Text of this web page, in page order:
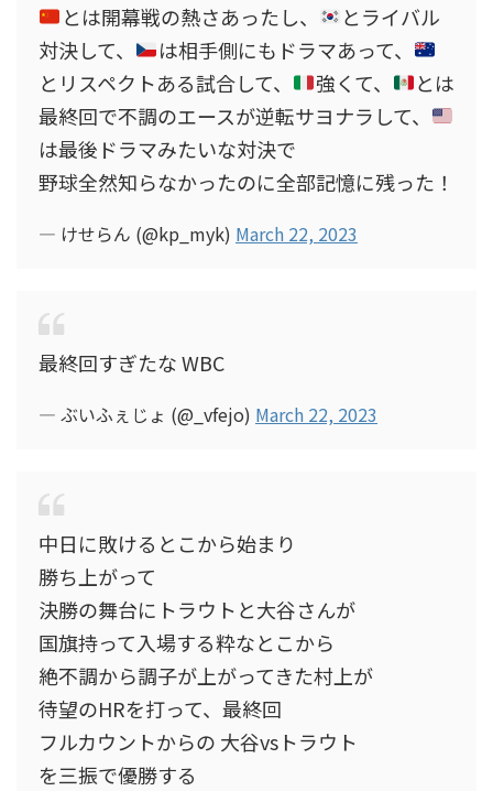
とは開幕戦の熱さあったし、
とライバル
対決して、
は相手側にもドラマあって、
とリスペクトある試合して、
強くて、
とは
最終回で不調のエースが逆転サヨナラして、
は最後ドラマみたいな対決で
野球全然知らなかったのに全部記憶に残った！
— けせらん (@kp_myk) March 22, 2023
最終回すぎたな WBC
— ぶいふぇじょ (@_vfejo) March 22, 2023
中日に敗けるとこから始まり
勝ち上がって
決勝の舞台にトラウトと大谷さんが
国旗持って入場する粋なとこから
絶不調から調子が上がってきた村上が
待望のHRを打って、最終回
フルカウントからの 大谷vsトラウト
を三振で優勝する